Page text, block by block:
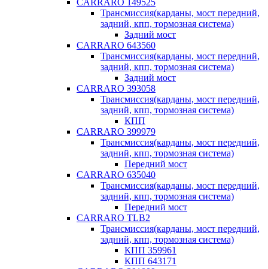
CARRARO 149525
Трансмиссия(карданы, мост передний,
задний, кпп, тормозная система)
Задний мост
CARRARO 643560
Трансмиссия(карданы, мост передний,
задний, кпп, тормозная система)
Задний мост
CARRARO 393058
Трансмиссия(карданы, мост передний,
задний, кпп, тормозная система)
КПП
CARRARO 399979
Трансмиссия(карданы, мост передний,
задний, кпп, тормозная система)
Передний мост
CARRARO 635040
Трансмиссия(карданы, мост передний,
задний, кпп, тормозная система)
Передний мост
CARRARO TLB2
Трансмиссия(карданы, мост передний,
задний, кпп, тормозная система)
КПП 359961
КПП 643171